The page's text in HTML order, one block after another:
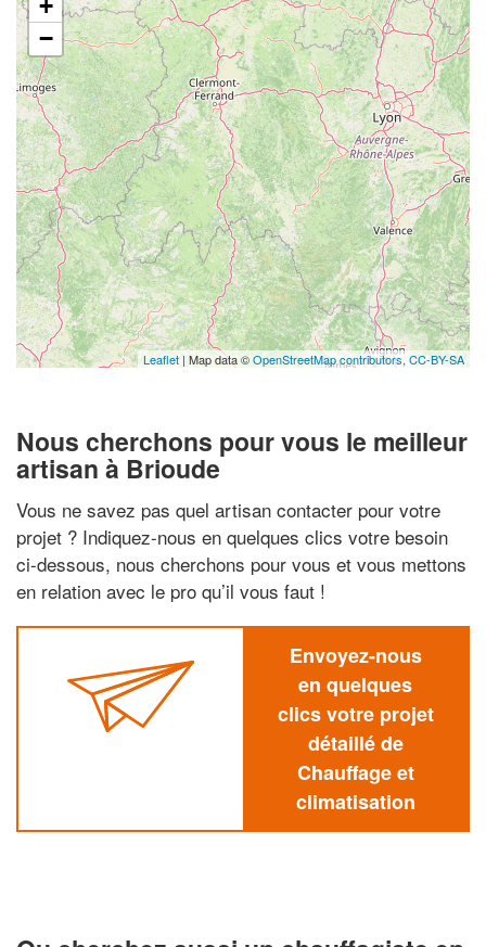
+
−
Leaflet | Map data ©OpenStreetMap contributors, CC-BY-SA
Nous cherchons pour vous le meilleur
artisan à Brioude
Vous ne savez pas quel artisan contacter pour votre
projet ? Indiquez-nous en quelques clics votre besoin
ci-dessous, nous cherchons pour vous et vous mettons
en relation avec le pro qu’il vous faut !
Envoyez-nous
en quelques
clics votre projet
détaillé de
Chauffage et
climatisation